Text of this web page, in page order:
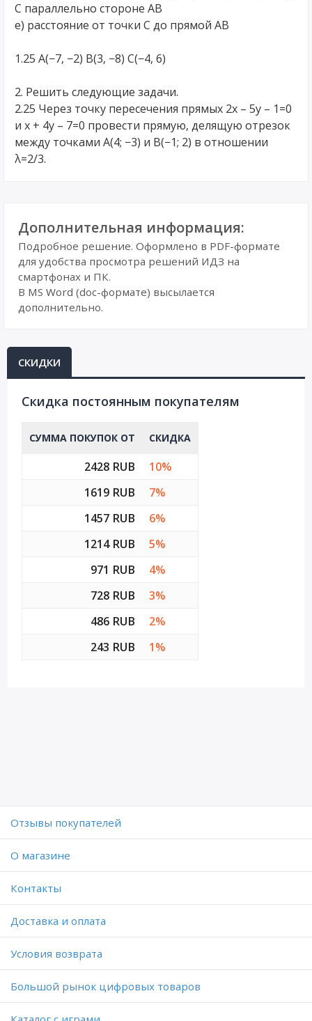
С параллельно стороне AB
е) расстояние от точки С до прямой AB
1.25 A(−7, −2) B(3, −8) C(−4, 6)
2. Решить следующие задачи.
2.25 Через точку пересечения прямых 2x – 5y – 1=0
и x + 4y – 7=0 провести прямую, делящую отрезок
между точками А(4; −3) и В(−1; 2) в отношении
λ=2/3.
Дополнительная информация:
Подробное решение. Оформлено в PDF-формате
для удобства просмотра решений ИДЗ на
смартфонах и ПК.
В MS Word (doc-формате) высылается
дополнительно.
СКИДКИ
Cкидка постоянным покупателям
СУММА ПОКУПОК ОТ СКИДКА
2428 RUB
10%
1619 RUB
7%
1457 RUB
6%
1214 RUB
5%
971 RUB
4%
728 RUB
3%
486 RUB
2%
243 RUB
1%
Отзывы покупателей
O магазине
Контакты
Доставка и оплата
Условия возврата
Большой рынок цифровых товаров